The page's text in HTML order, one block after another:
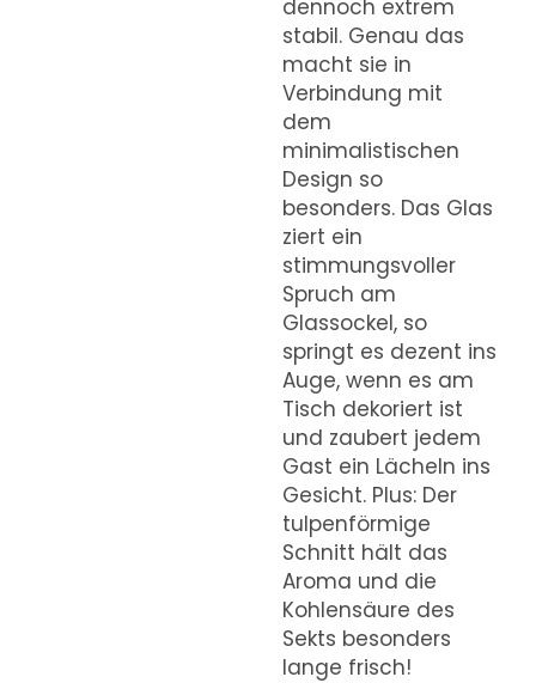
dennoch extrem
stabil. Genau das
macht sie in
Verbindung mit
dem
minimalistischen
Design so
besonders. Das Glas
ziert ein
stimmungsvoller
Spruch am
Glassockel, so
springt es dezent ins
Auge, wenn es am
Tisch dekoriert ist
und zaubert jedem
Gast ein Lächeln ins
Gesicht. Plus: Der
tulpenförmige
Schnitt hält das
Aroma und die
Kohlensäure des
Sekts besonders
lange frisch!